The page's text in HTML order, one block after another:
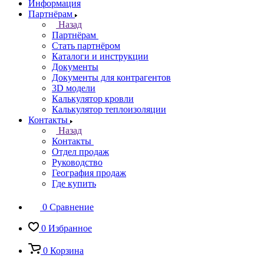
Информация
Партнёрам
Назад
Партнёрам
Стать партнёром
Каталоги и инструкции
Документы
Документы для контрагентов
3D модели
Калькулятор кровли
Калькулятор теплоизоляции
Контакты
Назад
Контакты
Отдел продаж
Руководство
География продаж
Где купить
0 Сравнение
0 Избранное
0 Корзина